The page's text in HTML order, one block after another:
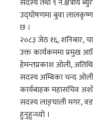
सदस्य तथा ९ नं.क्षेत्रीय
उद्घोषणमा बुवा लालकृष्ण
छ ।
२०८३ जेठ १६, शनिबार,
उक्त कार्यकममा प्रमुख
हेमन्तप्रकाश ओली,
सदस्य अम्बिका चन्द
कार्यबाहक महासचिव
सदस्य लाङ्घाली मगर,
हुनुहुन्थ्यो ।